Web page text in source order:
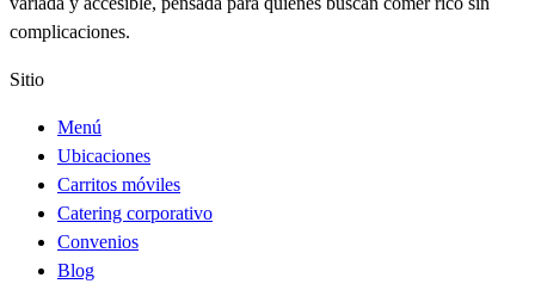
complicaciones.
Sitio
Menú
Ubicaciones
Carritos móviles
Catering corporativo
Convenios
Blog